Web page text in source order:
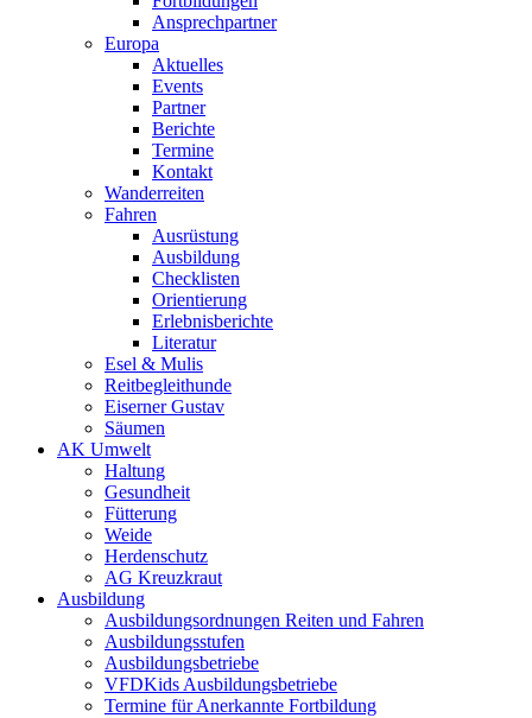
Ansprechpartner
Europa
Aktuelles
Events
Partner
Berichte
Termine
Kontakt
Wanderreiten
Fahren
Ausrüstung
Ausbildung
Checklisten
Orientierung
Erlebnisberichte
Literatur
Esel & Mulis
Reitbegleithunde
Eiserner Gustav
Säumen
AK Umwelt
Haltung
Gesundheit
Fütterung
Weide
Herdenschutz
AG Kreuzkraut
Ausbildung
Ausbildungsordnungen Reiten und Fahren
Ausbildungsstufen
Ausbildungsbetriebe
VFDKids Ausbildungsbetriebe
Termine für Anerkannte Fortbildung